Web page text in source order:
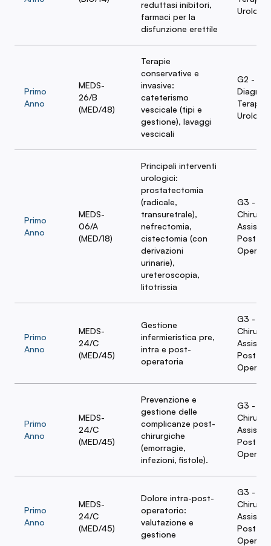
reduttasi inibitori,
farmaci per la
disfunzione erettile
Urologia
Primo
Anno
MEDS-
26/B
(MED/48)
Terapie
conservative e
invasive:
cateterismo
vescicale (tipi e
gestione), lavaggi
vescicali
G2 -
Terapia
Urologia
Primo
Anno
MEDS-
06/A
(MED/18)
Principali interventi
urologici:
prostatectomia
(radicale,
transuretrale),
nefrectomia,
cistectomia (con
derivazioni
urinarie),
ureteroscopia,
litotrissia
G3 -
Post-
Primo
Anno
MEDS-
24/C
(MED/45)
Gestione
infermieristica pre,
intra e post-
operatoria
G3 -
Post-
Primo
Anno
MEDS-
24/C
(MED/45)
Prevenzione e
gestione delle
complicanze post-
chirurgiche
(emorragie,
infezioni, fistole).
G3 -
Post-
Primo
Anno
MEDS-
24/C
(MED/45)
Dolore intra-post-
operatorio:
valutazione e
gestione
G3 -
Post-